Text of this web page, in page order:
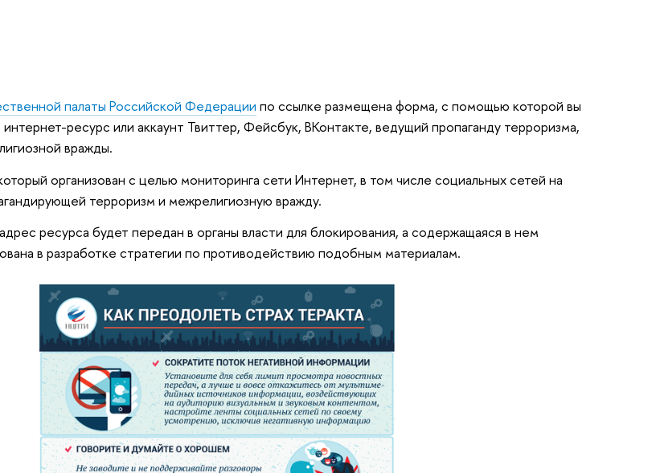
палаты Российской Федерации по ссылке размещена форма, с помощью которой вы
ресурс или аккаунт Твиттер, Фейсбук, ВКонтакте, ведущий пропаганду терроризма,
вражды.
организован с целью мониторинга сети Интернет, в том числе социальных сетей на
терроризм и межрелигиозную вражду.
ресурса будет передан в органы власти для блокирования, а содержащаяся в нем
в разработке стратегии по противодействию подобным материалам.